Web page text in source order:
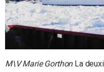
M\V Marie GorthonLa